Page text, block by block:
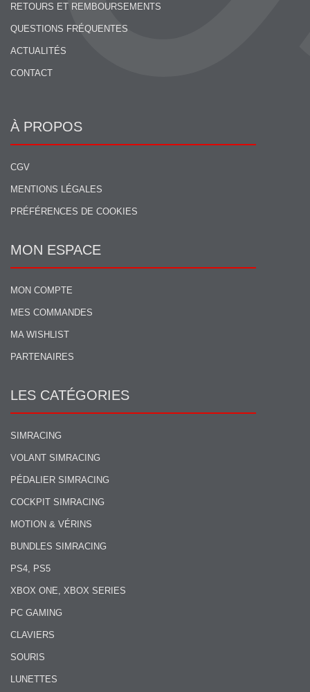
RETOURS ET REMBOURSEMENTS
QUESTIONS FRÉQUENTES
ACTUALITÉS
CONTACT
À PROPOS
CGV
MENTIONS LÉGALES
PRÉFÉRENCES DE COOKIES
MON ESPACE
MON COMPTE
MES COMMANDES
MA WISHLIST
PARTENAIRES
LES CATÉGORIES
SIMRACING
VOLANT SIMRACING
PÉDALIER SIMRACING
COCKPIT SIMRACING
MOTION & VÉRINS
BUNDLES SIMRACING
PS4, PS5
XBOX ONE, XBOX SERIES
PC GAMING
CLAVIERS
SOURIS
LUNETTES